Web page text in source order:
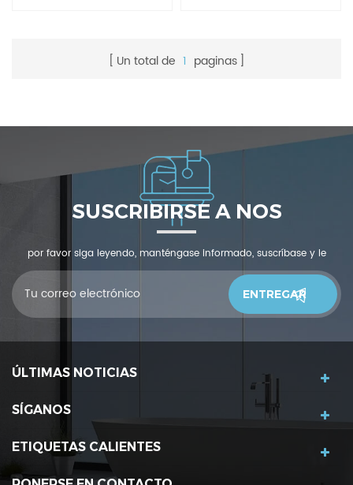
Un total de 1 paginas
SUSCRIBIRSE A NOS
por favor siga leyendo, manténgase informado, suscríbase y le
invitamos a que nos cuente qué piensas.
ÚLTIMAS NOTICIAS
SÍGANOS
ETIQUETAS CALIENTES